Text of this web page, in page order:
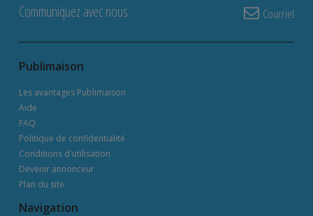
Communiquez avec nous
Courriel
Publimaison
Les avantages Publimaison
Aide
FAQ
Politique de confidentialité
Conditions d'utilisation
Devenir annonceur
Plan du site
Navigation